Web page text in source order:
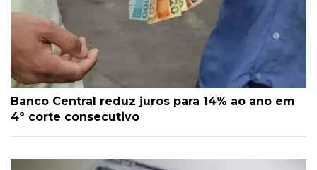
Banco Central reduz juros para 14% ao ano em
4º corte consecutivo